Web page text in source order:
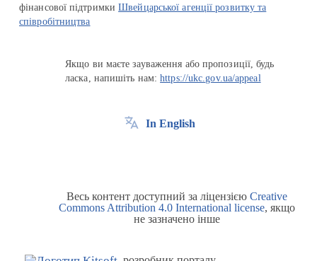
фінансової підтримкиШвейцарської агенції розвитку та
співробітництва
Якщо ви маєте зауваження або пропозиції, будь
ласка, напишіть нам:https://ukc.gov.ua/appeal
In English
Весь контент доступний за ліцензією Creative
Commons Attribution 4.0 International license, якщо
не зазначено інше